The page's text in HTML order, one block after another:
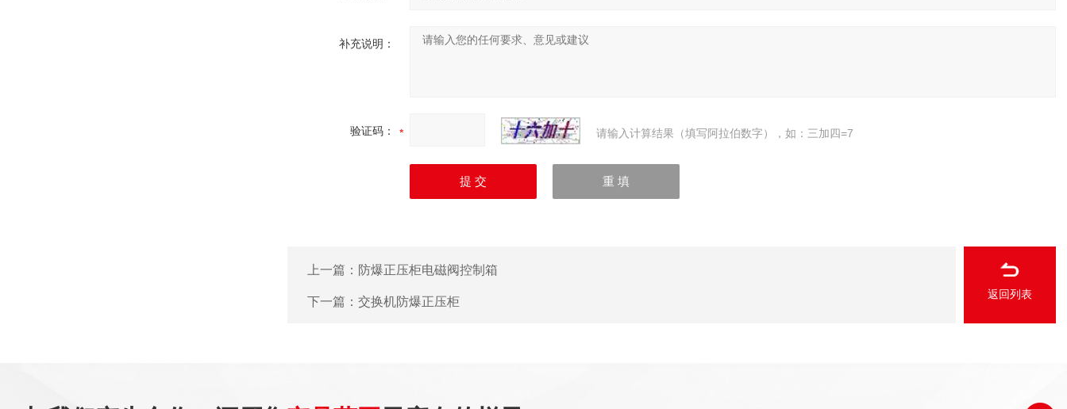
补充说明：
验证码： 请输入计算结果（填写阿拉伯数字），如：三加四=7
上一篇： 防爆正压柜电磁阀控制箱
下一篇： 交换机防爆正压柜
返回列表